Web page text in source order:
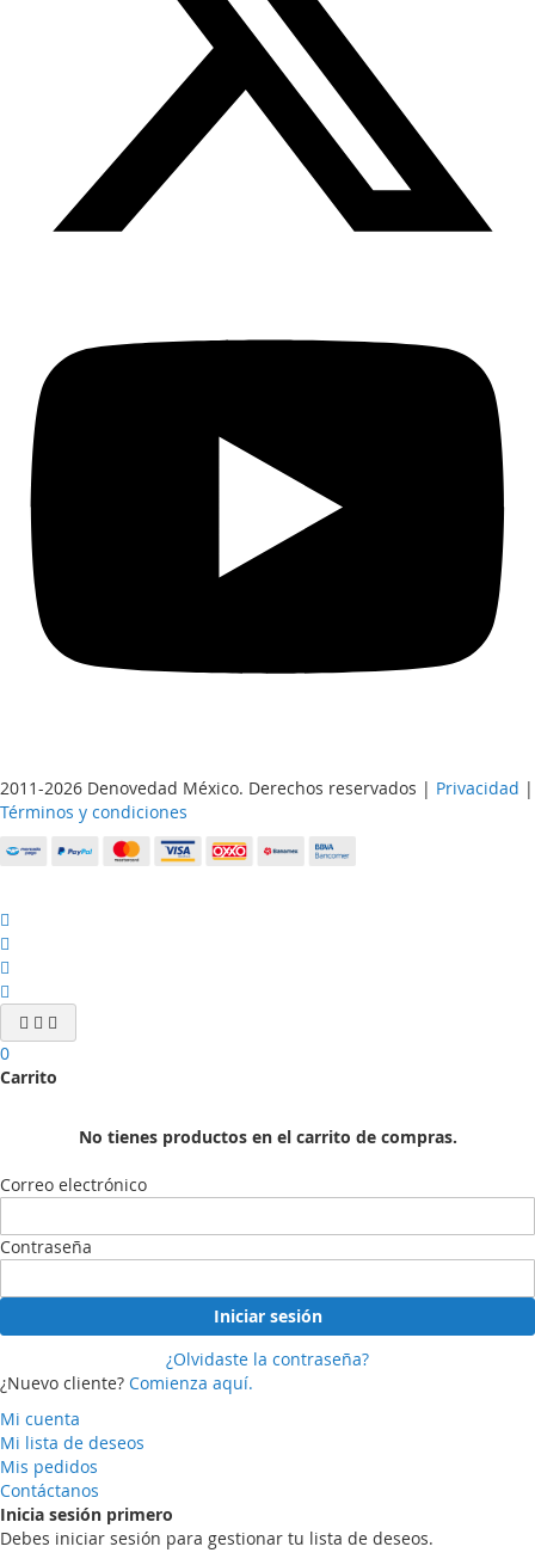
2011-2026 Denovedad México. Derechos reservados | Privacidad |
Términos y condiciones
0
Carrito
No tienes productos en el carrito de compras.
Correo electrónico
Contraseña
Iniciar sesión
¿Olvidaste la contraseña?
¿Nuevo cliente? Comienza aquí.
Mi cuenta
Mi lista de deseos
Mis pedidos
Contáctanos
Inicia sesión primero
Debes iniciar sesión para gestionar tu lista de deseos.